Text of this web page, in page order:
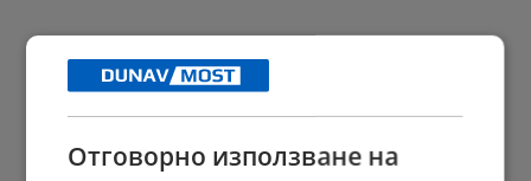
Отговорно използване на